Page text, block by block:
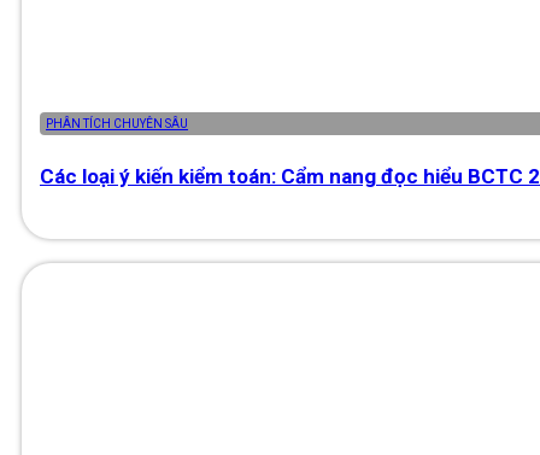
PHÂN TÍCH CHUYÊN SÂU
Các loại ý kiến kiểm toán: Cẩm nang đọc hiểu BCTC